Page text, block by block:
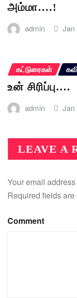
அம்மா….!
admin Jan
கட்டுரைகள்
உன் சிரிப்பு….
admin Jan
LEAVE A
Your email
Required fields are
Comment